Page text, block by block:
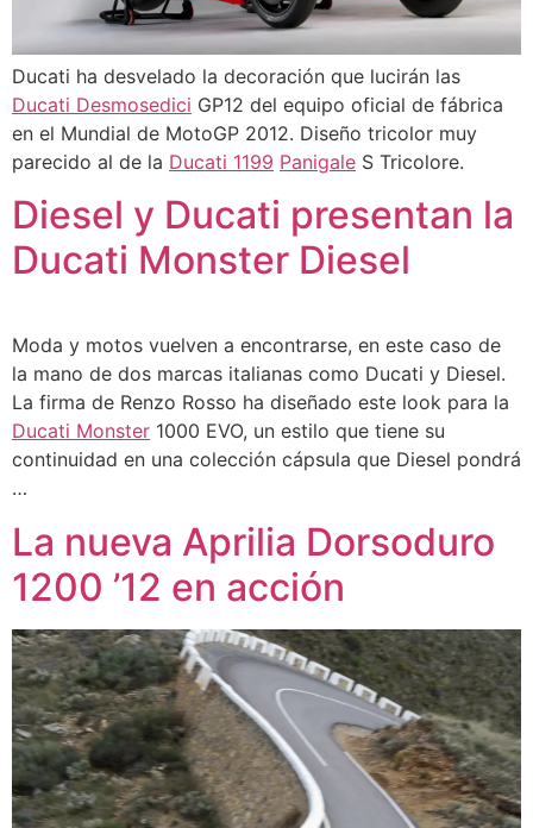
Ducati ha desvelado la decoración que lucirán las
Ducati Desmosedici GP12 del equipo oficial de fábrica
en el Mundial de MotoGP 2012. Diseño tricolor muy
parecido al de la Ducati 1199 Panigale S Tricolore.
Diesel y Ducati presentan la
Ducati Monster Diesel
Moda y motos vuelven a encontrarse, en este caso de
la mano de dos marcas italianas como Ducati y Diesel.
La firma de Renzo Rosso ha diseñado este look para la
Ducati Monster 1000 EVO, un estilo que tiene su
continuidad en una colección cápsula que Diesel pondrá
…
La nueva Aprilia Dorsoduro
1200 ’12 en acción